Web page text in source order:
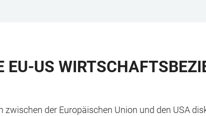
EU-US
der Europäischen Union und den USA